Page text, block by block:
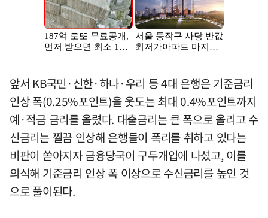
앞서 KB국민·신한·하나·우리 등 4대 은행은 기준금리
인상 폭(0.25%포인트)을 웃도는 최대 0.4%포인트까지
예·적금 금리를 올렸다. 대출금리는 큰 폭으로 올리고 수
신금리는 찔끔 인상해 은행들이 폭리를 취하고 있다는
비판이 쏟아지자 금융당국이 구두개입에 나섰고, 이를
의식해 기준금리 인상 폭 이상으로 수신금리를 높인 것
으로 풀이된다.